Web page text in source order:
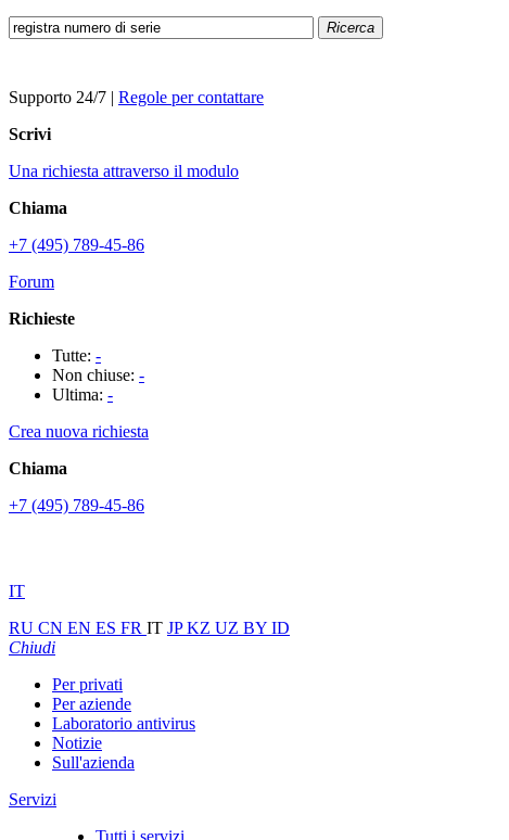
Ricerca
Supporto 24/7 | Regole per contattare
Scrivi
Una richiesta attraverso il modulo
Chiama
+7 (495) 789-45-86
Forum
Richieste
Tutte: -
Non chiuse: -
Ultima: -
Crea nuova richiesta
Chiama
+7 (495) 789-45-86
IT
RU CN EN ES FR IT JPKZ UZ BY ID
Chiudi
Per privati
Per aziende
Laboratorio antivirus
Notizie
Sull'azienda
Servizi
Tutti i servizi